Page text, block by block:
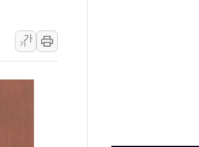
경찰, '300억대 사기 혐의' 차가원 대표 구속 송치
장동혁 "집값 올려놓고 국민만 잡아"
보] '해병 순직 책임' 임성근 전 사단장 항소심도 징역
동산정책 정상화 특별위원회 전체회의서 발언하는 장
가
가